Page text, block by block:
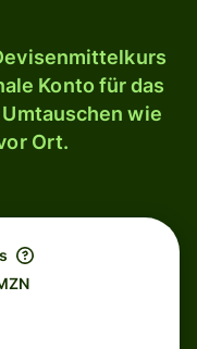
Konto für das
wie
Ort.